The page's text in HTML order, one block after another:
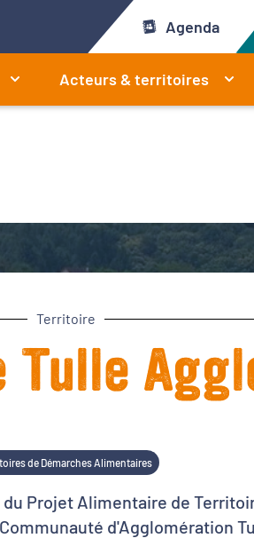
Agenda
Acteurs & territoires
Territoire
Tulle
de Démarches Alimentaires
Projet Alimentaire de
d'Agglomération